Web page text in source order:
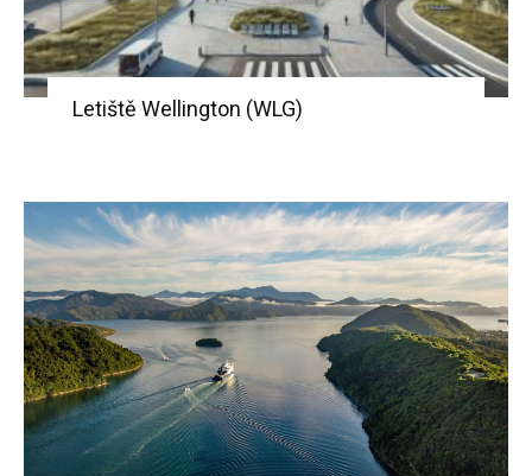
Letiště Wellington (WLG)